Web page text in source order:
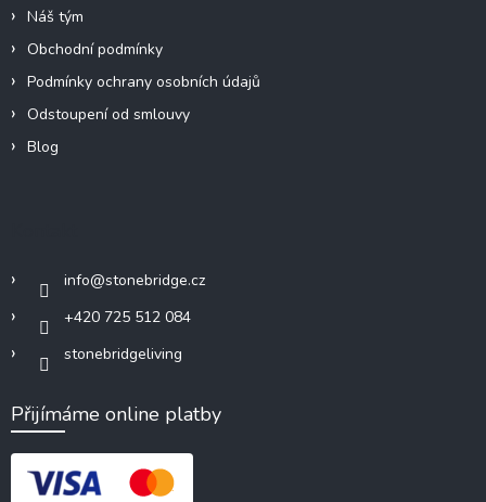
Náš tým
Obchodní podmínky
Podmínky ochrany osobních údajů
Odstoupení od smlouvy
Blog
info@stonebridge.cz
+420 725 512 084
stonebridgeliving
Přijímáme online platby